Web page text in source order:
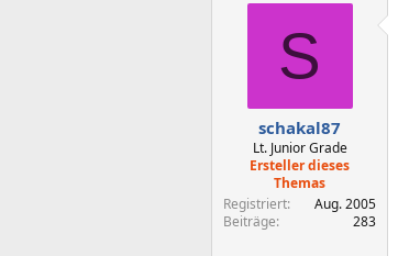
S
schakal87
Lt. Junior Grade
Ersteller dieses
Themas
Registriert
Aug. 2005
Beiträge
283